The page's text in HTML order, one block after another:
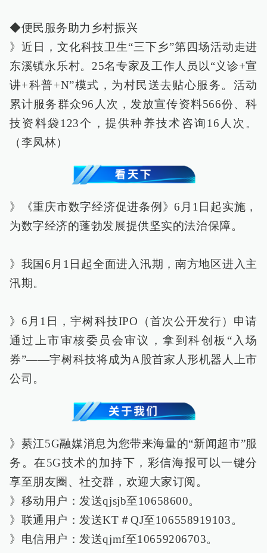
◆便民服务助力乡村振兴
》近日，文化科技卫生“三下乡”第四场活动走进
东溪镇永乐村。25名专家及工作人员以“义诊+宣
讲+科普+N”模式，为村民送去贴心服务。活动
累计服务群众96人次，发放宣传资料566份、科
技资料袋123个，提供种养技术咨询16人次。
（李凤林）
》《重庆市数字经济促进条例》6月1日起实施，
为数字经济的蓬勃发展提供坚实的法治保障。
》我国6月1日起全面进入汛期，南方地区进入主
汛期。
》6月1日，宇树科技IPO（首次公开发行）申请
通过上市审核委员会审议，拿到科创板“入场
券”——宇树科技将成为A股首家人形机器人上市
公司。
》綦江5G融媒消息为您带来海量的“新闻超市”服
务。在5G技术的加持下，彩信海报可以一键分
享至朋友圈、社交群，欢迎大家订阅。
》移动用户：发送qjsjb至10658600。
》联通用户：发送KT＃QJ至106558919103。
》电信用户：发送qjmf至10659206703。